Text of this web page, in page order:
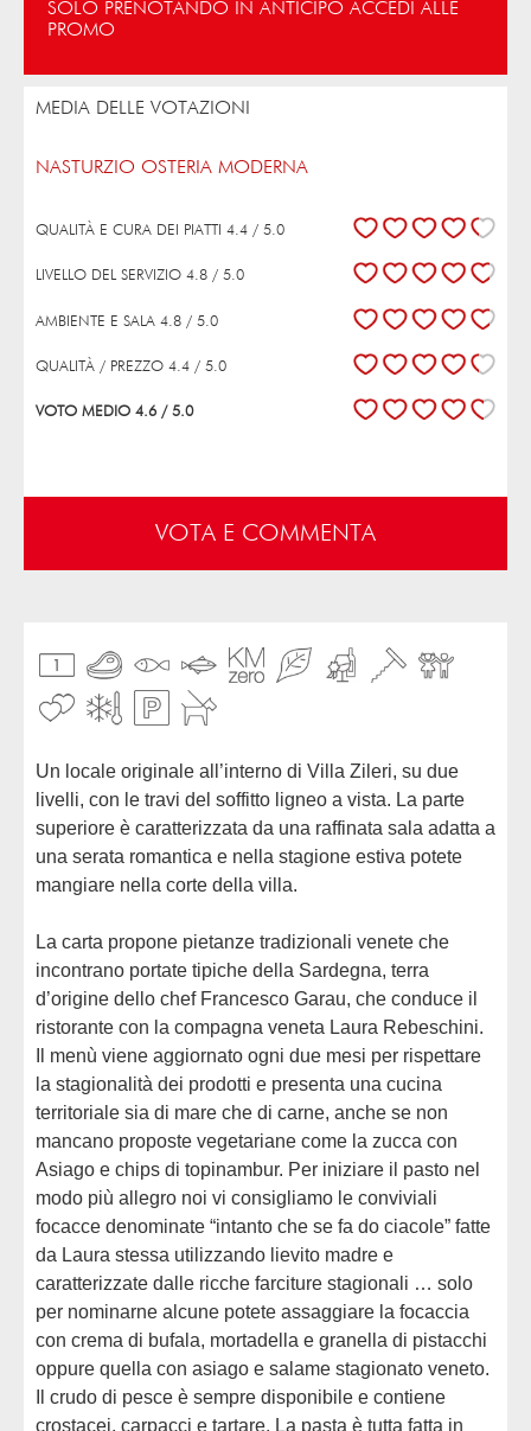
SOLO PRENOTANDO IN ANTICIPO ACCEDI ALLE
PROMO
MEDIA DELLE VOTAZIONI
NASTURZIO OSTERIA MODERNA
QUALITÀ E CURA DEI PIATTI 4.4 / 5.0
LIVELLO DEL SERVIZIO 4.8 / 5.0
AMBIENTE E SALA 4.8 / 5.0
QUALITÀ / PREZZO 4.4 / 5.0
VOTO MEDIO 4.6 / 5.0
VOTA E COMMENTA
Un locale originale all’interno di Villa Zileri, su due
livelli, con le travi del soffitto ligneo a vista. La parte
superiore è caratterizzata da una raffinata sala adatta a
una serata romantica e nella stagione estiva potete
mangiare nella corte della villa.
La carta propone pietanze tradizionali venete che
incontrano portate tipiche della Sardegna, terra
d’origine dello chef Francesco Garau, che conduce il
ristorante con la compagna veneta Laura Rebeschini.
Il menù viene aggiornato ogni due mesi per rispettare
la stagionalità dei prodotti e presenta una cucina
territoriale sia di mare che di carne, anche se non
mancano proposte vegetariane come la zucca con
Asiago e chips di topinambur. Per iniziare il pasto nel
modo più allegro noi vi consigliamo le conviviali
focacce denominate “intanto che se fa do ciacole” fatte
da Laura stessa utilizzando lievito madre e
caratterizzate dalle ricche farciture stagionali … solo
per nominarne alcune potete assaggiare la focaccia
con crema di bufala, mortadella e granella di pistacchi
oppure quella con asiago e salame stagionato veneto.
Il crudo di pesce è sempre disponibile e contiene
crostacei, carpacci e tartare. La pasta è tutta fatta in